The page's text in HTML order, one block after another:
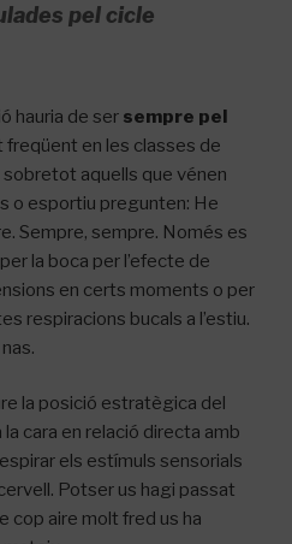
pel cicle
hauria de ser sempre pel
freqüent en les classes de
sobretot aquells que vénen
o esportiu pregunten: He
Sempre, sempre. Només es
la boca per l’efecte de
en certs moments o per
respiracions bucals a l’estiu.
la posició estratègica del
cara en relació directa amb
els estímuls sensorials
Potser us hagi passat
cop aire molt fred us ha